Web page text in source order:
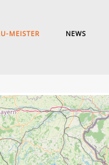
MEISTER NEWS